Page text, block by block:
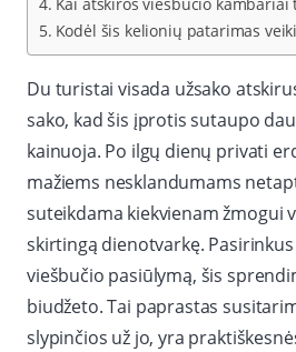
Kodėl šis kelionių patarimas
Du turistai visada užsako
sako, kad šis įprotis sutaupo
kainuoja. Po ilgų dienų privati
mažiems nesklandumams
suteikdama kiekvienam žmogui
skirtingą dienotvarkę.
viešbučio pasiūlymą, šis
biudžeto. Tai paprastas
slypinčios už jo, yra